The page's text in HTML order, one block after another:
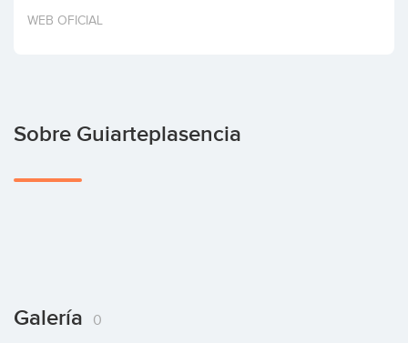
Invertir
WEB OFICIAL
Sobre Guiarteplasencia
Galería 0